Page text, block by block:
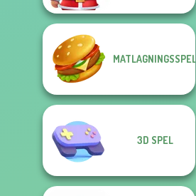
MATLAGNINGSSPEL
3D SPEL